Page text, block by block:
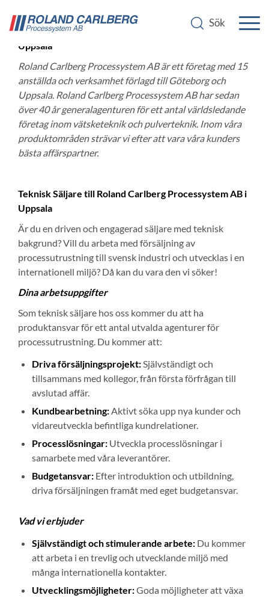
Teknisk säljare till Roland Carlberg Processystem AB i
Uppsala
Roland Carlberg Processystem AB är ett företag med 15
anställda och verksamhet förlagd till Göteborg och
Uppsala. Roland Carlberg Processystem AB har sedan
över 40 år generalagenturen för ett antal världsledande
företag inom vätsketeknik och pulverteknik. Inom våra
produktområden strävar vi efter att vara våra kunders
bästa affärspartner.
Teknisk Säljare till Roland Carlberg Processystem AB i
Uppsala
Är du en driven och engagerad säljare med teknisk
bakgrund? Vill du arbeta med försäljning av
processutrustning till svensk industri och utvecklas i en
internationell miljö? Då kan du vara den vi söker!
Dina arbetsuppgifter
Som teknisk säljare hos oss kommer du att ha
produktansvar för ett antal utvalda agenturer för
processutrustning. Du kommer att:
Driva försäljningsprojekt:Självständigt och
tillsammans med kollegor, från första förfrågan till
avslutad affär.
Kundbearbetning:Aktivt söka upp nya kunder och
vidareutveckla befintliga kundrelationer.
Processlösningar: Utveckla processlösningar i
samarbete med våra leverantörer.
Budgetansvar: Efter introduktion och utbildning,
driva försäljningen framåt med eget budgetansvar.
Vad vi erbjuder
Självständigt och stimulerande arbete: Du kommer
att arbeta i en trevlig och utvecklande miljö med
många internationella kontakter.
Utvecklingsmöjligheter:Goda möjligheter att växa